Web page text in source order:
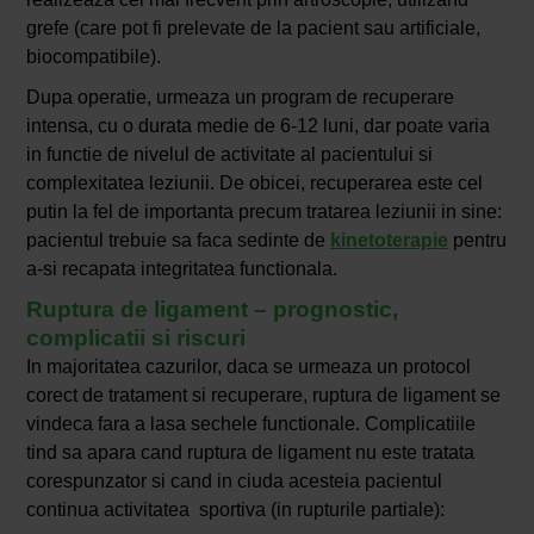
grefe (care pot fi prelevate de la pacient sau artificiale,
biocompatibile).
Dupa operatie, urmeaza un program de recuperare
intensa, cu o durata medie de 6-12 luni, dar poate varia
in functie de nivelul de activitate al pacientului si
complexitatea leziunii. De obicei, recuperarea este cel
putin la fel de importanta precum tratarea leziunii in sine:
pacientul trebuie sa faca sedinte de kinetoterapie pentru
a-si recapata integritatea functionala.
Ruptura de ligament – prognostic,
complicatii si riscuri
In majoritatea cazurilor, daca se urmeaza un protocol
corect de tratament si recuperare, ruptura de ligament se
vindeca fara a lasa sechele functionale. Complicatiile
tind sa apara cand ruptura de ligament nu este tratata
corespunzator si cand in ciuda acesteia pacientul
continua activitatea sportiva (in rupturile partiale):